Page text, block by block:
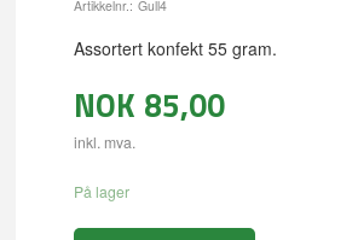
Artikkelnr.: Gull4
Assortert konfekt 55 gram.
NOK 85,00
inkl. mva.
På lager